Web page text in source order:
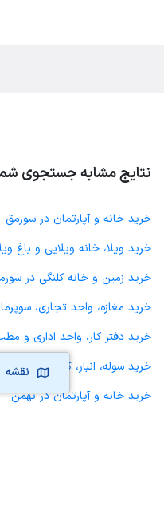
نقشه
نتایج مشابه جستجوی
خرید خانه و آپارتمان در سورمق
خرید ویلا، خانه ویلایی و باغ
خرید زمین و خانه کلنگی در
خرید مغازه، واحد تجاری،
خرید دفتر کار، واحد اداری و
خرید سوله، انبار، کارگاه،
خرید خانه و آپارتمان در بهمن